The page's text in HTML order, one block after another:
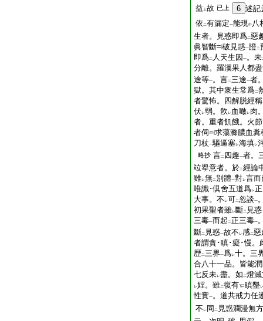
益
上故 已上 6 述記
依 二有漏定一能現中八
生者。見惑即爲二惡
眞智斷
破見惑一證二
即爲二 人天生因 一。未
分離。羅漢果人都
途等一。言二三途一者
獄。其中衆生常爲二
者驚怖。四解脱經
伏 レ弱。飮 レ血噉レ肉
者。重者飢餓。火
者伺
求蕩滌膿血糞
刀杖一驅逼塞レ海填レ
略抄 言二 四趣一者。
竝擧意者。於二經論
雖レ無二 別體一對レ言
唯識･倶舍五道爲レ
大事。不 レ可二忽談一
初果聖者雖レ斷二 見惑
三毒一而起 二正三毒一
斷二 見惑一故不 レ感二惡
者謂貪･瞋･癡･慢。
歴二三界一爲レ十。三
合八十一品。皆能潤
七反未レ盡。如 二燈
レ婬。雖二復有 瞋墾 レ
性實一。道共戒力任
不 レ 同 二 見惑瀾漫無